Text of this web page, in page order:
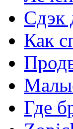
Сдэк
Как
Где